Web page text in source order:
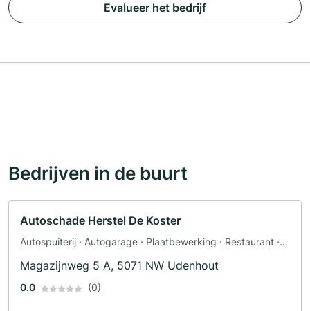
Evalueer het bedrijf
Bedrijven in de buurt
Autoschade Herstel De Koster
Autospuiterij · Autogarage · Plaatbewerking · Restaurant ·
Magazijnweg 5 A, 5071 NW Udenhout
0.0 (0)